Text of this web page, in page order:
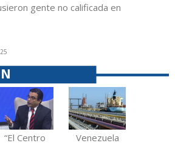
gente no calificada en
“El Centro
Venezuela